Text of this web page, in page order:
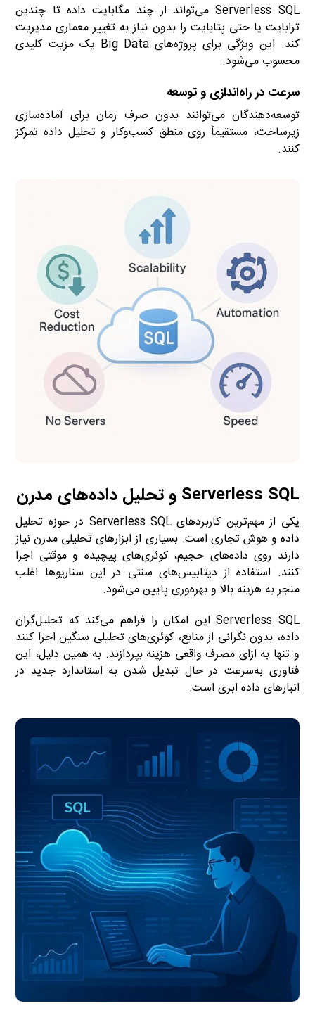
Serverless SQL می‌تواند از چند مگابایت داده تا چندین
ترابایت یا حتی پتابایت را بدون نیاز به تغییر معماری مدیریت
کند. این ویژگی برای پروژه‌های Big Data یک مزیت کلیدی
محسوب می‌شود.
سرعت در راه‌اندازی و توسعه
توسعه‌دهندگان می‌توانند بدون صرف زمان برای آماده‌سازی
زیرساخت، مستقیماً روی منطق کسب‌وکار و تحلیل داده تمرکز
کنند.
Serverless SQL و تحلیل داده‌های مدرن
یکی از مهم‌ترین کاربردهای Serverless SQL در حوزه تحلیل
داده و هوش تجاری است. بسیاری از ابزارهای تحلیلی مدرن نیاز
دارند روی داده‌های حجیم، کوئری‌های پیچیده و موقتی اجرا
کنند. استفاده از دیتابیس‌های سنتی در این سناریوها اغلب
منجر به هزینه بالا و بهره‌وری پایین می‌شود.
Serverless SQL این امکان را فراهم می‌کند که تحلیل‌گران
داده، بدون نگرانی از منابع، کوئری‌های تحلیلی سنگین اجرا کنند
و تنها به ازای مصرف واقعی هزینه بپردازند. به همین دلیل، این
فناوری به‌سرعت در حال تبدیل شدن به استاندارد جدید در
انبارهای داده ابری است.